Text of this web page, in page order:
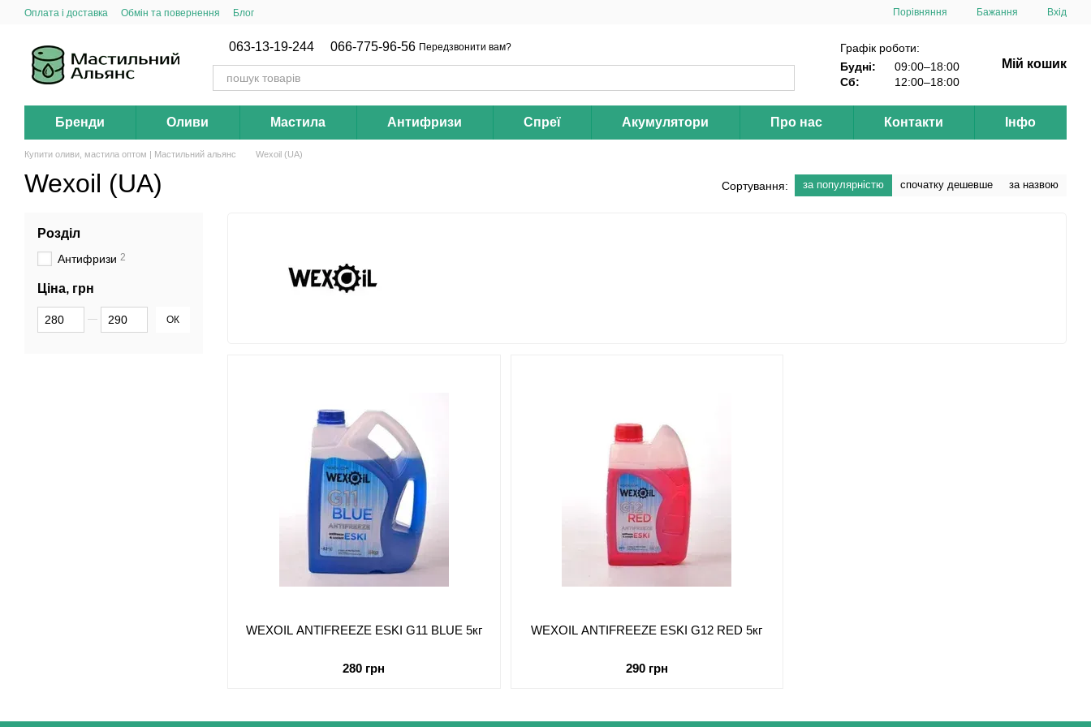
Перейти до основного контенту
Оплата і доставка Обмін та повернення Блог Порівняння Бажання Вхід
063-13-19-244 066-775-96-56 Передзвонити вам?
Графік роботи:
Будні:
09:00–18:00
Сб:
12:00–18:00
Мій кошик
Бренди Оливи Мастила Антифризи Cпреї Акумулятори Про нас Контакти Інфо
Купити оливи, мастила оптом | Мастильний альянс Wexoil (UA)
Wexoil (UA) Сортування: за популярністю спочатку дешевше за назвою
WEXOIL ANTIFREEZE ESKI G11 BLUE 5кг
280 грн
WEXOIL ANTIFREEZE ESKI G12 RED 5кг
290 грн
Розділ
Антифризи 2
Ціна, грн
Від Ціна, грн
До Ціна, грн ОК